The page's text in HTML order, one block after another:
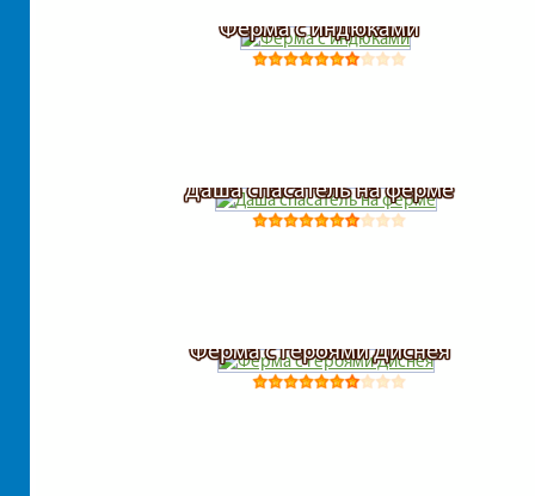
Ферма с индюками
Даша спасатель на ферме
Ферма с героями Диснея